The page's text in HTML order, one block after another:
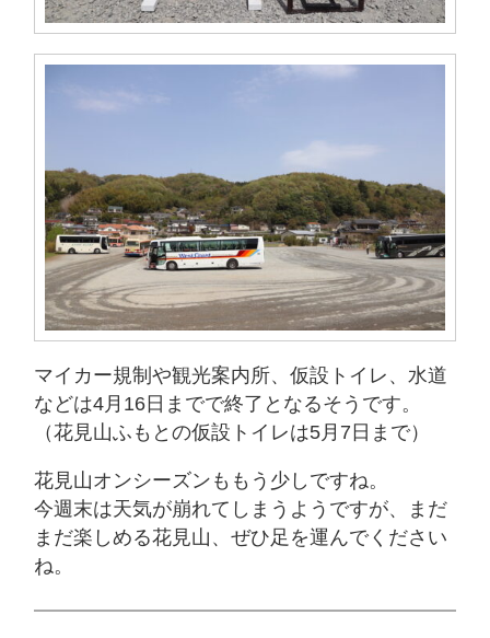
マイカー規制や観光案内所、仮設トイレ、水道
などは4月16日までで終了となるそうです。
（花見山ふもとの仮設トイレは5月7日まで）
花見山オンシーズンももう少しですね。
今週末は天気が崩れてしまうようですが、まだ
まだ楽しめる花見山、ぜひ足を運んでください
ね。